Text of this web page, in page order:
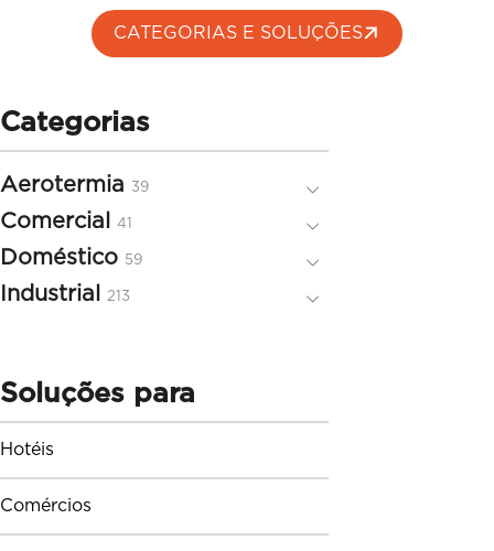
CATEGORIAS E SOLUÇÕES
Categorias
Aerotermia 3939
Comercial 41
Doméstico 5959
Industrial 213
Soluções para
Hotéis
Comércios